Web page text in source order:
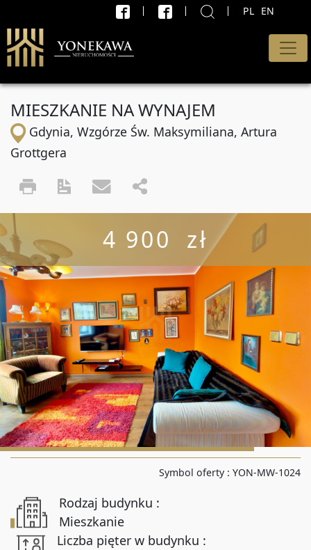
PL EN
WYSZUKAJ X
Rodzaj oferty
Wszystkie oferty
Transakcja
do
Liczba pokoi od
Liczba pokoi do
Powierzchnia od
Powierzchnia do
MIESZKANIE NA WYNAJEM
Gdynia, Wzgórze Św. Maksymiliana, Artura
Grottgera
4 900 zł
Symbol oferty : YON-MW-1024
Rodzaj budynku :
Mieszkanie
Liczba pięter w budynku :